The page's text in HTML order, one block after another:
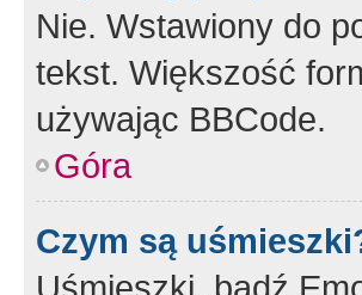
Nie. Wstawiony do
tekst. Większość
używając BBCode.
Góra
Czym są